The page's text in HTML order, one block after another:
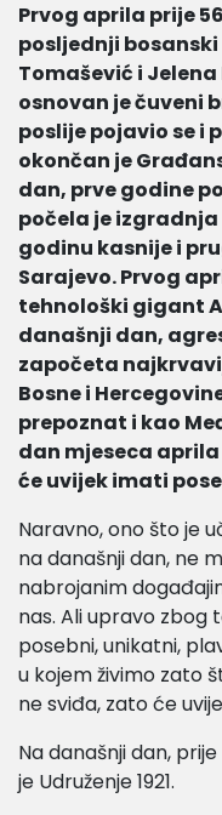
Prvog aprila prije
posljednji
Tomašević i Jelena
osnovan je čuveni
poslije pojavio se i
okončan je
dan, prve godine
počela je izgradnja
godinu kasnije i
Sarajevo. Prvog
tehnološki gigant
današnji dan,
započeta
Bosne i
prepoznat i kao
dan mjeseca
će uvijek imati
Naravno, ono što je
na današnji dan, ne
nabrojanim
nas. Ali upravo zbog
posebni, unikatni,
u kojem živimo zato
ne sviđa, zato će
Na današnji dan,
je Udruženje 1921.